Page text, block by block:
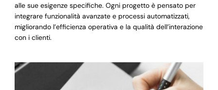
alle sue esigenze specifiche. Ogni progetto è pensato per
integrare funzionalità avanzate e processi automatizzati,
migliorando l’efficienza operativa e la qualità dell’interazione
con i clienti.